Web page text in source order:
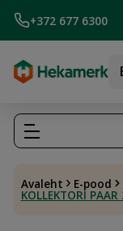
+372 677 6300
Avaleht E-pood
KOLLEKTORI